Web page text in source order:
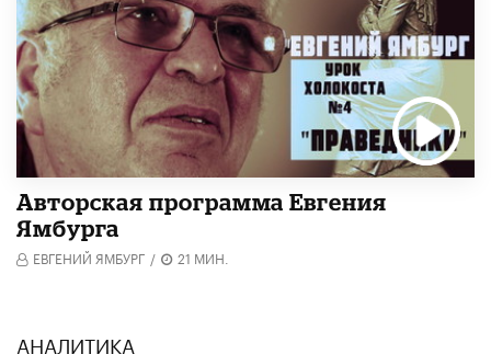
Авторская программа Евгения
Ямбурга
ЕВГЕНИЙ ЯМБУРГ / 21 МИН.
АНАЛИТИКА